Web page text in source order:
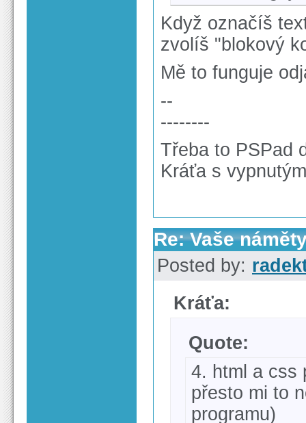
Když označíš
zvolíš "blokový
Mě to funguje
--
--------
Třeba to PSPad
Kráťa s
Re: Vaše
Posted by:
Kráťa:
Quote:
4. html a css
přesto mi to
programu)